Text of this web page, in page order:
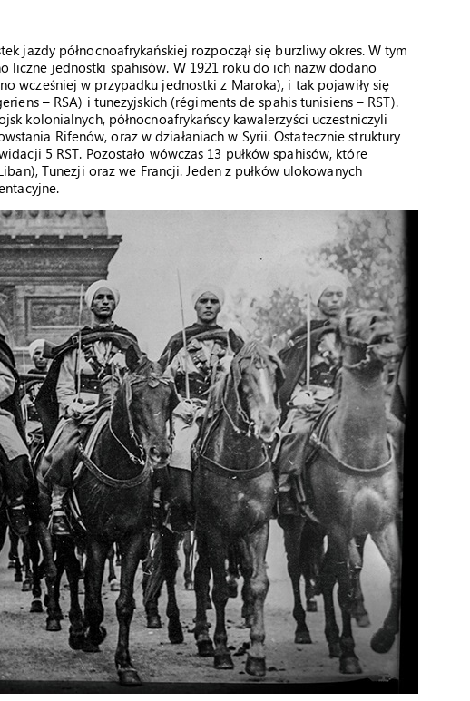
jazdy północnoafrykańskiej rozpoczął się burzliwy okres. W tym
jednostki spahisów. W 1921 roku do ich nazw dodano
wcześniej w przypadku jednostki z Maroka), i tak pojawiły się
– RSA) i tunezyjskich (régiments de spahis tunisiens – RST).
kolonialnych, północnoafrykańscy kawalerzyści uczestniczyli
Rifenów, oraz w działaniach w Syrii. Ostatecznie struktury
5 RST. Pozostało wówczas 13 pułków spahisów, które
Tunezji oraz we Francji. Jeden z pułków ulokowanych